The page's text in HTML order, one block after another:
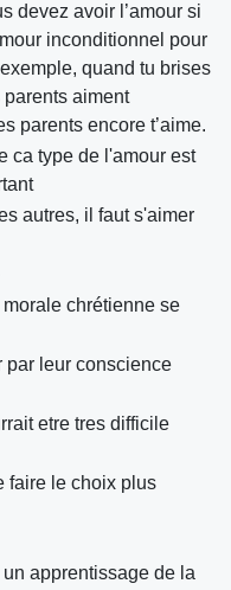
devez avoir l’amour si
inconditionnel pour
quand tu brises
aiment
parents encore t’aime.
ca type de l'amour est
autres, il faut s'aimer
chrétienne se
par leur conscience
etre tres difficile
faire le choix plus
apprentissage de la